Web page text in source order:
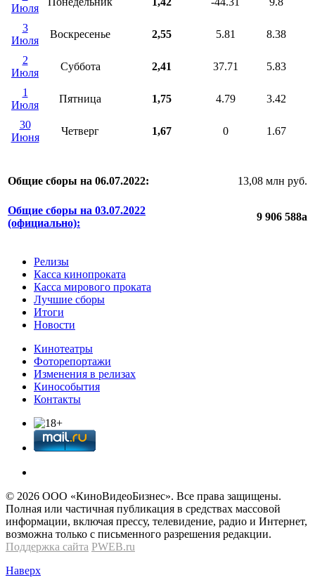
Июля
3
Июля
Воскресенье 2,55 5.81 8.38
2
Июля
Суббота 2,41 37.71 5.83
1
Июля
Пятница 1,75 4.79 3.42
30
Июня
Четверг 1,67 0 1.67
Общие сборы на 06.07.2022: 13,08 млн руб.
Общие сборы на 03.07.2022
(официально):
9 906 588a
Релизы
Касса кинопроката
Касса мирового проката
Лучшие сборы
Итоги
Новости
Кинотеатры
Фоторепортажи
Изменения в релизах
Кинособытия
Контакты
© 2026 OOО «КиноВидеоБизнес». Все права защищены.
Полная или частичная публикация в средствах массовой
информации, включая прессу, телевидение, радио и Интернет,
возможна только с письменного разрешения редакции.
Поддержка сайта PWEB.ru
Наверх